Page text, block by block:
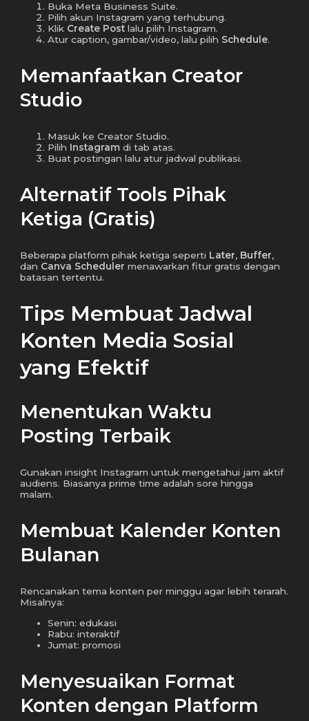
Buka Meta Business Suite.
Pilih akun Instagram yang terhubung.
Klik Create Post lalu pilih Instagram.
Atur caption, gambar/video, lalu pilih Schedule.
Memanfaatkan Creator
Studio
Masuk ke Creator Studio.
Pilih Instagram di tab atas.
Buat postingan lalu atur jadwal publikasi.
Alternatif Tools Pihak
Ketiga (Gratis)
Beberapa platform pihak ketiga seperti Later, Buffer,
dan Canva Scheduler menawarkan fitur gratis dengan
batasan tertentu.
Tips Membuat Jadwal
Konten Media Sosial
yang Efektif
Menentukan Waktu
Posting Terbaik
Gunakan insight Instagram untuk mengetahui jam aktif
audiens. Biasanya prime time adalah sore hingga
malam.
Membuat Kalender Konten
Bulanan
Rencanakan tema konten per minggu agar lebih terarah.
Misalnya:
Senin: edukasi
Rabu: interaktif
Jumat: promosi
Menyesuaikan Format
Konten dengan Platform